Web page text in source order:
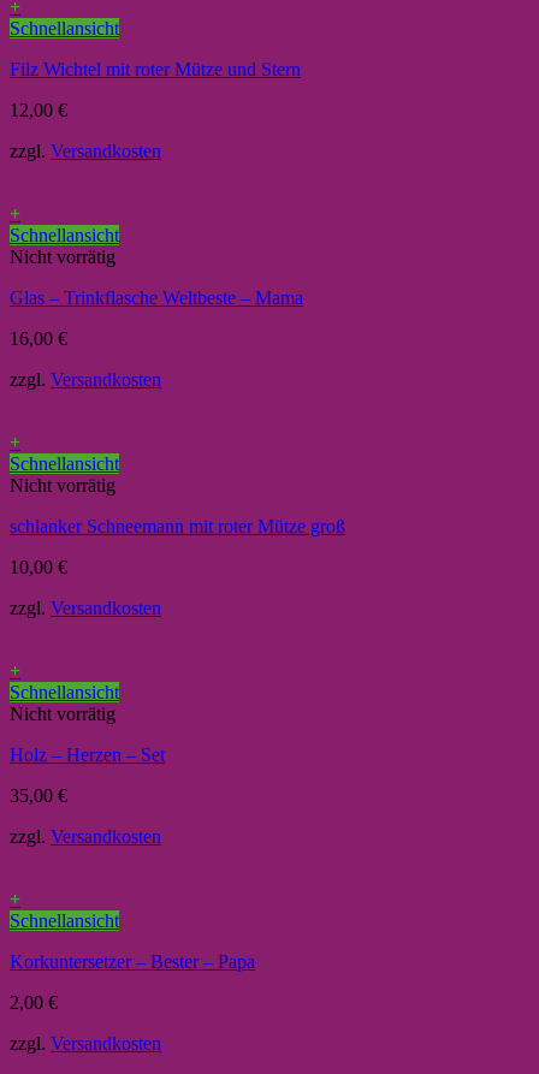
+
Schnellansicht
Filz Wichtel mit roter Mütze und Stern
12,00 €
zzgl. Versandkosten
+
Schnellansicht
Nicht vorrätig
Glas – Trinkflasche Weltbeste – Mama
16,00 €
zzgl. Versandkosten
+
Schnellansicht
Nicht vorrätig
schlanker Schneemann mit roter Mütze groß
10,00 €
zzgl. Versandkosten
+
Schnellansicht
Nicht vorrätig
Holz – Herzen – Set
35,00 €
zzgl. Versandkosten
+
Schnellansicht
Korkuntersetzer – Bester – Papa
2,00 €
zzgl. Versandkosten